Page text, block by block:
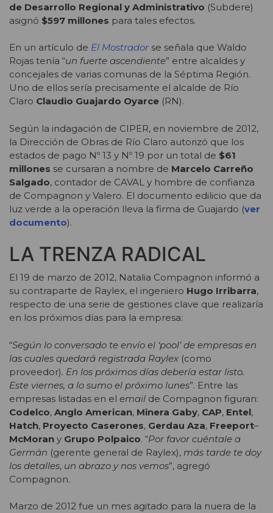
de Desarrollo Regional y Administrativo (Subdere)
asignó $597 millones para tales efectos.
En un artículo de El Mostrador se señala que Waldo
Rojas tenía “un fuerte ascendiente” entre alcaldes y
concejales de varias comunas de la Séptima Región.
Uno de ellos sería precisamente el alcalde de Río
Claro Claudio Guajardo Oyarce (RN).
Según la indagación de CIPER, en noviembre de 2012,
la Dirección de Obras de Río Claro autorizó que los
estados de pago Nº 13 y Nº 19 por un total de $61
millones se cursaran a nombre de Marcelo Carreño
Salgado, contador de CAVAL y hombre de confianza
de Compagnon y Valero. El documento edilicio que da
luz verde a la operación lleva la firma de Guajardo (ver
documento).
LA TRENZA RADICAL
El 19 de marzo de 2012, Natalia Compagnon informó a
su contraparte de Raylex, el ingeniero Hugo Irribarra,
respecto de una serie de gestiones clave que realizaría
en los próximos días para la empresa:
“Según lo conversado te envío el ‘pool’ de empresas en
las cuales quedará registrada Raylex (como
proveedor). En los próximos días debería estar listo.
Este viernes, a lo sumo el próximo lunes”. Entre las
empresas listadas en el email de Compagnon figuran:
Codelco, Anglo American, Minera Gaby, CAP, Entel,
Hatch, Proyecto Caserones, Gerdau Aza, Freeport–
McMoran y Grupo Polpaico. “Por favor cuéntale a
Germán (gerente general de Raylex), más tarde te doy
los detalles, un abrazo y nos vemos”, agregó
Compagnon.
Marzo de 2012 fue un mes agitado para la nuera de la